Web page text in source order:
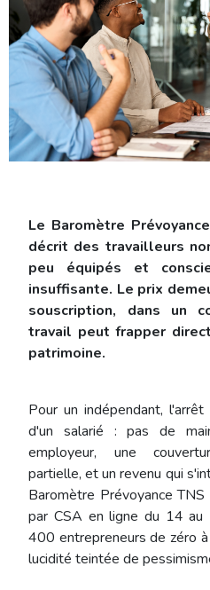
Le Baromètre
décrit des travailleurs
peu équipés et
insuffisante. Le prix
souscription, dans un
travail peut frapper
patrimoine.
Pour un indépendant,
d'un salarié : pas de
employeur, une
partielle, et un revenu qui
Baromètre Prévoyance
par CSA en ligne du 14
400 entrepreneurs de zéro
lucidité teintée de